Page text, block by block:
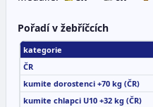
Pořadí v žebříčcích
kategorie
ČR
kumite dorostenci +70 kg (ČR)
kumite chlapci U10 +32 kg (ČR)